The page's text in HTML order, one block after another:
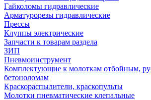
Гайколомы гидравлические
Арматурорезы гидравлические
Прессы
Клуппы электрические
Запчасти к товарам раздела
ЗИП
Пневмоинструмент
Комплектующие к молоткам отбойным,
бетоноломам
Краскораспылители, краскопульты
Молотки пневматические клепальные